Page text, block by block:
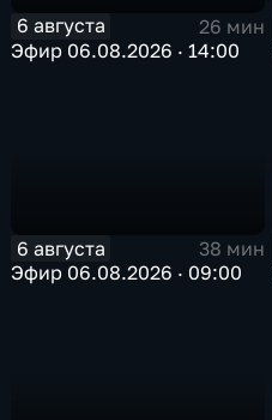
6 августа
26 мин
Эфир 06.08.2026 · 14:00
6 августа
38 мин
Эфир 06.08.2026 · 09:00